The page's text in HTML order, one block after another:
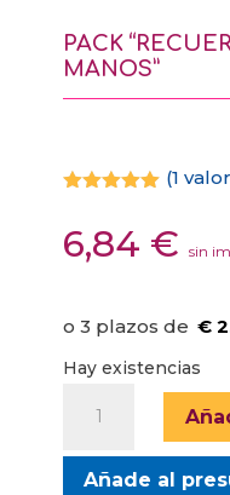
PACK
MANOS”
de 5 en
base a
(1
6,84 € sin
€
Hay existencias
"RECUERDE,
PIENSE
Añade al